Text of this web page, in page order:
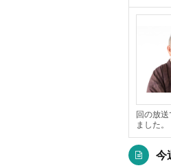
回の放
ました。
今